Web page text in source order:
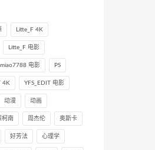
Litte_F 4K
Litte_F 电影
电影 PS
4K YFS_EDIT 电影
动漫 动画
柯南 周杰伦 奥斯卡
好芳法 心理学